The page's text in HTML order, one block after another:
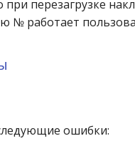
при перезагрузке
№ работает
ошибки: